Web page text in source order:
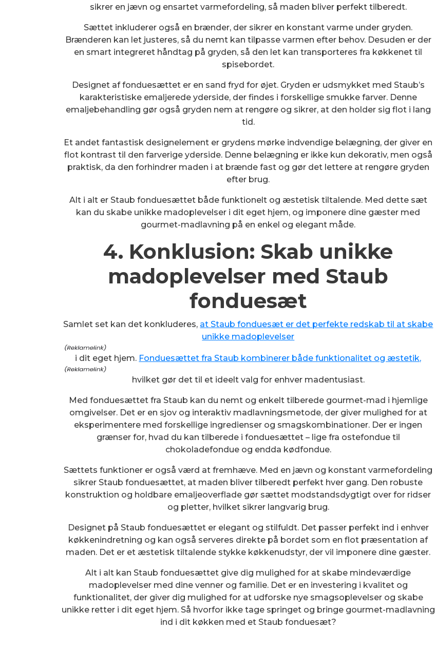
sikrer en jævn og ensartet varmefordeling, så maden bliver perfekt tilberedt.
Sættet inkluderer også en brænder, der sikrer en konstant varme under gryden.
Brænderen kan let justeres, så du nemt kan tilpasse varmen efter behov. Desuden er der
en smart integreret håndtag på gryden, så den let kan transporteres fra køkkenet til
spisebordet.
Designet af fonduesættet er en sand fryd for øjet. Gryden er udsmykket med Staub’s
karakteristiske emaljerede yderside, der findes i forskellige smukke farver. Denne
emaljebehandling gør også gryden nem at rengøre og sikrer, at den holder sig flot i lang
tid.
Et andet fantastisk designelement er grydens mørke indvendige belægning, der giver en
flot kontrast til den farverige yderside. Denne belægning er ikke kun dekorativ, men også
praktisk, da den forhindrer maden i at brænde fast og gør det lettere at rengøre gryden
efter brug.
Alt i alt er Staub fonduesættet både funktionelt og æstetisk tiltalende. Med dette sæt
kan du skabe unikke madoplevelser i dit eget hjem, og imponere dine gæster med
gourmet-madlavning på en enkel og elegant måde.
4. Konklusion: Skab unikke
madoplevelser med Staub
fonduesæt
Samlet set kan det konkluderes, at Staub fonduesæt er det perfekte redskab til at skabe
unikke madoplevelser
i dit eget hjem. Fonduesættet fra Staub kombinerer både funktionalitet og æstetik,
hvilket gør det til et ideelt valg for enhver madentusiast.
Med fonduesættet fra Staub kan du nemt og enkelt tilberede gourmet-mad i hjemlige
omgivelser. Det er en sjov og interaktiv madlavningsmetode, der giver mulighed for at
eksperimentere med forskellige ingredienser og smagskombinationer. Der er ingen
grænser for, hvad du kan tilberede i fonduesættet – lige fra ostefondue til
chokoladefondue og endda kødfondue.
Sættets funktioner er også værd at fremhæve. Med en jævn og konstant varmefordeling
sikrer Staub fonduesættet, at maden bliver tilberedt perfekt hver gang. Den robuste
konstruktion og holdbare emaljeoverflade gør sættet modstandsdygtigt over for ridser
og pletter, hvilket sikrer langvarig brug.
Designet på Staub fonduesættet er elegant og stilfuldt. Det passer perfekt ind i enhver
køkkenindretning og kan også serveres direkte på bordet som en flot præsentation af
maden. Det er et æstetisk tiltalende stykke køkkenudstyr, der vil imponere dine gæster.
Alt i alt kan Staub fonduesættet give dig mulighed for at skabe mindeværdige
madoplevelser med dine venner og familie. Det er en investering i kvalitet og
funktionalitet, der giver dig mulighed for at udforske nye smagsoplevelser og skabe
unikke retter i dit eget hjem. Så hvorfor ikke tage springet og bringe gourmet-madlavning
ind i dit køkken med et Staub fonduesæt?